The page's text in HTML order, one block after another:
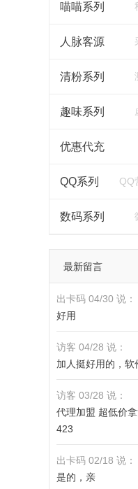
喵喵系列
人脉客源
清粉系列
趣味系列
优惠代充
QQ系列 QQ
数码系列
最新留言
出卡码 04/30 说：
好用
访客 04/28 说：
加人挺好用的，软
访客 03/28 说：
代理加盟 超低价
423
出卡码 02/18 说：
是的，亲